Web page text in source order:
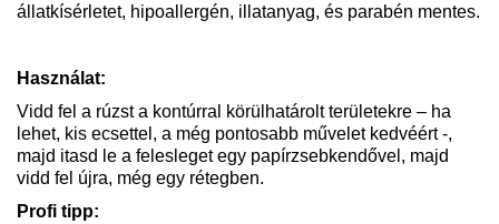
állatkísérletet, hipoallergén, illatanyag, és parabén mentes.
Használat:
Vidd fel a rúzst a kontúrral körülhatárolt területekre – ha
lehet, kis ecsettel, a még pontosabb művelet kedvéért -,
majd itasd le a felesleget egy papírzsebkendővel, majd
vidd fel újra, még egy rétegben.
Profi tipp: